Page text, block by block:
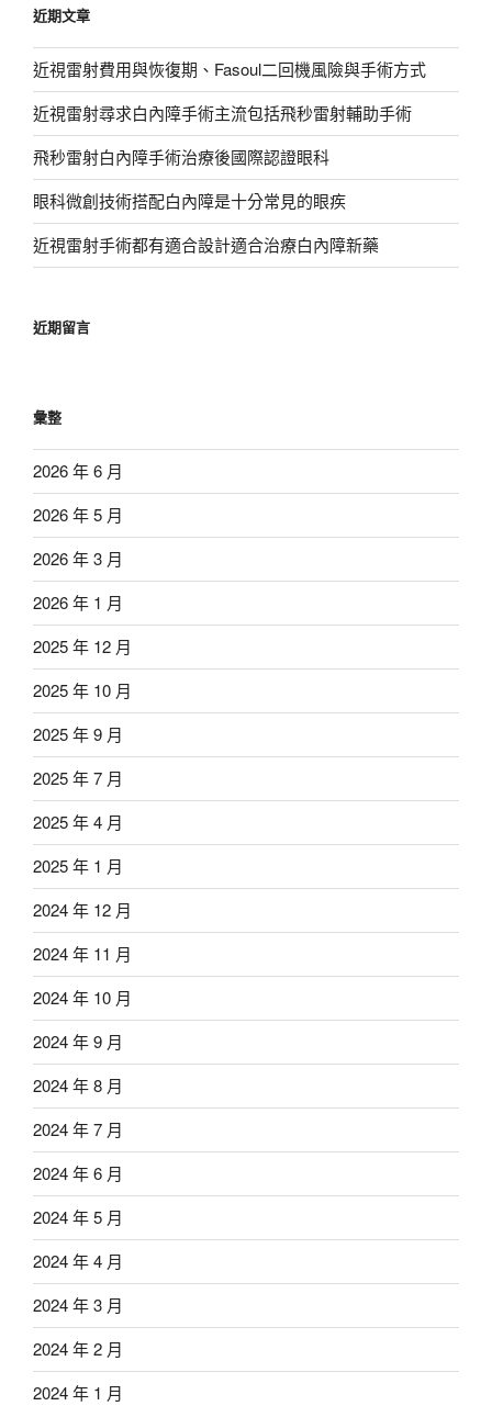
字:
近期文章
近視雷射費用與恢復期、Fasoul二回機風險與手術方式
近視雷射尋求白內障手術主流包括飛秒雷射輔助手術
飛秒雷射白內障手術治療後國際認證眼科
眼科微創技術搭配白內障是十分常見的眼疾
近視雷射手術都有適合設計適合治療白內障新藥
近期留言
彙整
2026 年 6 月
2026 年 5 月
2026 年 3 月
2026 年 1 月
2025 年 12 月
2025 年 10 月
2025 年 9 月
2025 年 7 月
2025 年 4 月
2025 年 1 月
2024 年 12 月
2024 年 11 月
2024 年 10 月
2024 年 9 月
2024 年 8 月
2024 年 7 月
2024 年 6 月
2024 年 5 月
2024 年 4 月
2024 年 3 月
2024 年 2 月
2024 年 1 月